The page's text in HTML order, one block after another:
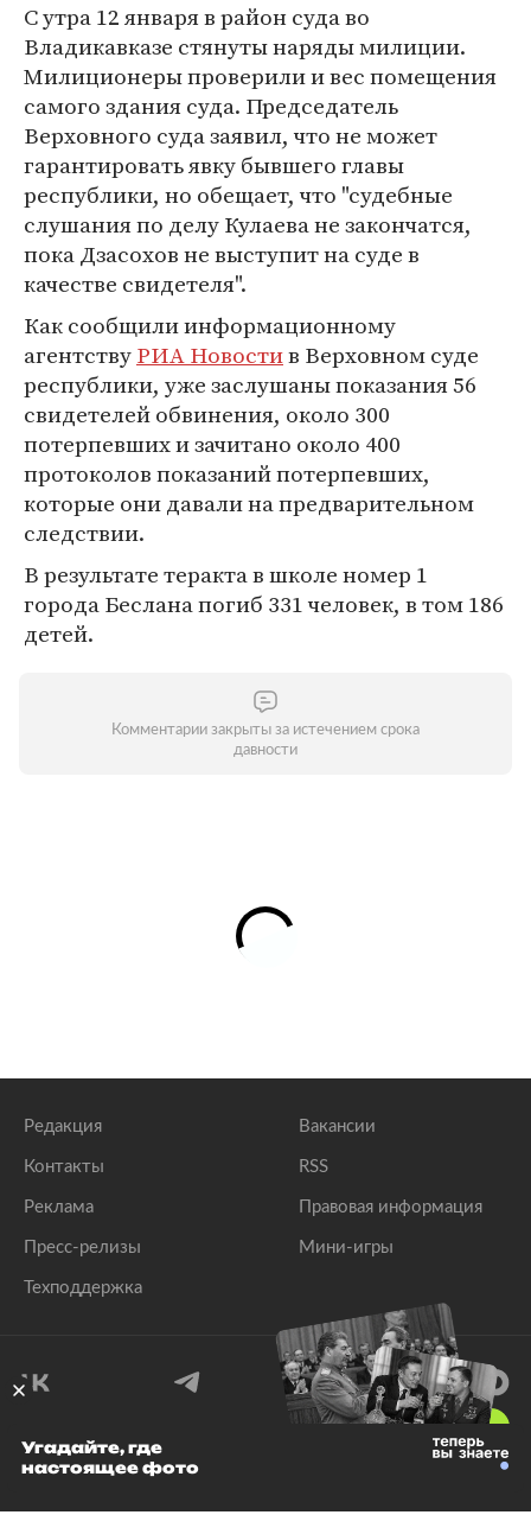
С утра 12 января в район суда во
Владикавказе стянуты наряды милиции.
Милиционеры проверили и вес помещения
самого здания суда. Председатель
Верховного суда заявил, что не может
гарантировать явку бывшего главы
республики, но обещает, что "судебные
слушания по делу Кулаева не закончатся,
пока Дзасохов не выступит на суде в
качестве свидетеля".
Как сообщили информационному
агентствуРИА Новостив Верховном суде
республики, уже заслушаны показания 56
свидетелей обвинения, около 300
потерпевших и зачитано около 400
протоколов показаний потерпевших,
которые они давали на предварительном
следствии.
В результате теракта в школе номер 1
города Беслана погиб 331 человек, в том 186
детей.
Комментарии закрыты за истечением срока
давности
Редакция
Контакты
Реклама
Пресс-релизы
Техподдержка
Вакансии
RSS
Правовая информация
Мини-игры
© 1999–2026 Все права защищены.
Угадайте, где
настоящее фото